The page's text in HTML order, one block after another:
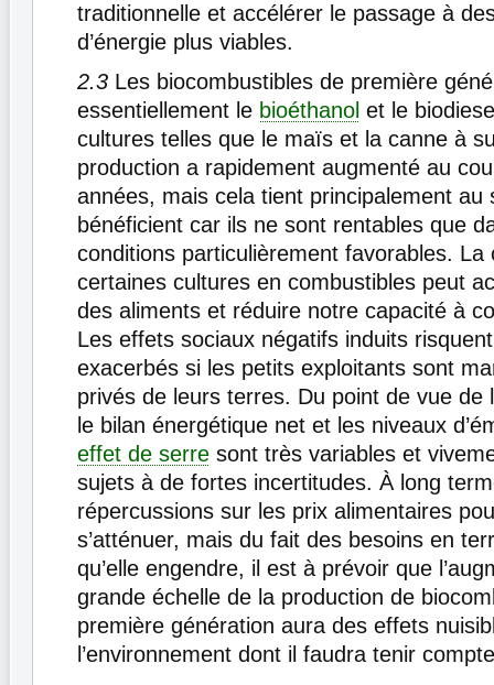
traditionnelle et accélérer le passage à
d’énergie plus viables.
2.3 Les biocombustibles de première
essentiellement le bioéthanol et le
cultures telles que le maïs et la canne à
production a rapidement augmenté au
années, mais cela tient principalement au
bénéficient car ils ne sont rentables que
conditions particulièrement favorables. La
certaines cultures en combustibles peut
des aliments et réduire notre capacité à
Les effets sociaux négatifs induits risquent
exacerbés si les petits exploitants sont
privés de leurs terres. Du point de vue de
le bilan énergétique net et les niveaux
effet de serre sont très variables et
sujets à de fortes incertitudes. À long
répercussions sur les prix alimentaires
s’atténuer, mais du fait des besoins en
qu’elle engendre, il est à prévoir que
grande échelle de la production de
première génération aura des effets
l’environnement dont il faudra tenir